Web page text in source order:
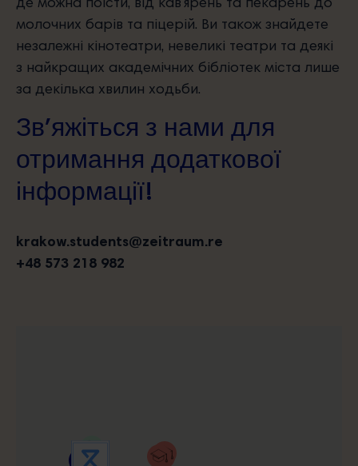
де можна поїсти, від кав’ярень та пекарень до
молочних барів та піцерій. Ви також знайдете
незалежні кінотеатри, невеликі театри та деякі
з найкращих академічних бібліотек міста лише
за декілька хвилин ходьби.
Зв’яжіться з нами для
отримання додаткової
інформації!
krakow.students@zeitraum.re
+48 573 218 982